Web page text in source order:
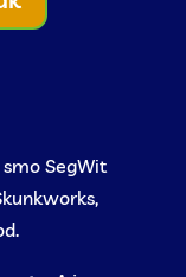
SegWit